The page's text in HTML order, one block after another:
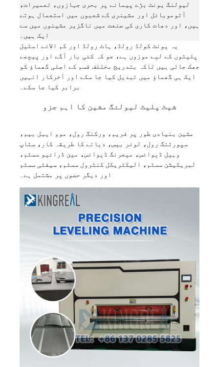
لیولنگ یونٹ بڑے پیمانے پر بحری جہازوں، تعمیرات،
آٹوموبائل اور مشینری کے شعبوں میں استعمال ہوتے
ہیں، اور دھات کاری کی صنعت میں ناگزیر مشینوں میں سے
ایک ہیں۔
یہ یونٹ کولڈ رولڈ، ہاٹ رولڈ اور کم الائے اسٹیل
پلیٹوں کے لیے موزوں ہے، جو کہ کئی بار آگے اور پیچھے
جھک جاتی ہیں تاکہ بتدریج مختلف قسم کے اصلی گھماؤ کو
ایک ہی گھماؤ میں تبدیل کیا جا سکے اور آخرکار انہیں
برابر کیا جا سکے۔
شیٹ پلیٹ لیولنگ مشین کا اہم جزو
مشین بنیادی طور پر فریم، ورکنگ رول، موو ایبل بیم،
سپورٹنگ رول، لوئر بیس، دبانے کا طریقہ کار، سٹاپ
وہیل ڈیوائس، میجرنگ ڈیوائس، مین ڈرائیو سسٹم،
لبریکیشن سسٹم، الیکٹریکل کنٹرول سسٹم، سیفٹی سسٹم
اور دیگر حصوں پر مشتمل ہے۔